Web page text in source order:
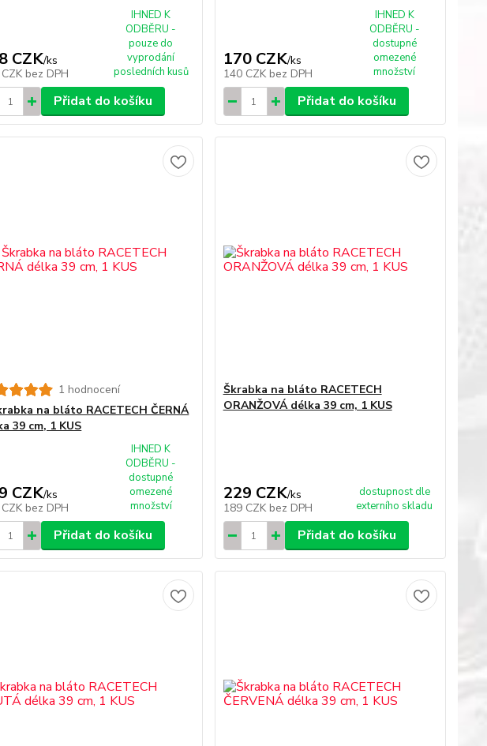
CZK/ks
bez DPH
IHNED K
ODBĚRU -
pouze do
vyprodání
posledních kusů
Přidat do košíku
170 CZK/ks
140 CZK bez DPH
IHNED K
ODBĚRU -
dostupné
omezené
množství
Přidat do košíku
1 hodnocení
na bláto RACETECH ČERNÁ
39 cm, 1 KUS
CZK/ks
bez DPH
IHNED K
ODBĚRU -
dostupné
omezené
množství
Přidat do košíku
Škrabka na bláto RACETECH
ORANŽOVÁ délka 39 cm, 1 KUS
229 CZK/ks
189 CZK bez DPH
dostupnost dle
externího skladu
Přidat do košíku